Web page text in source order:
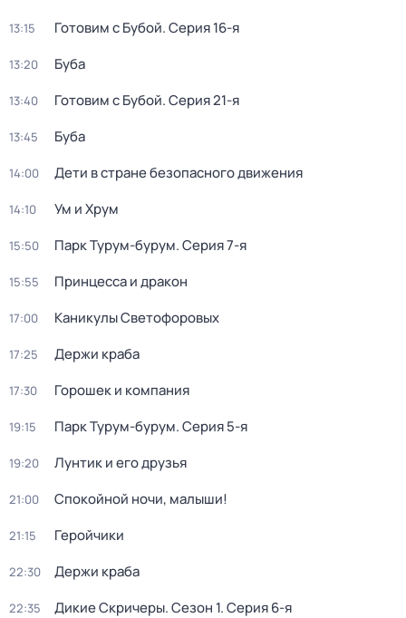
13:15 Готовим с Бубой. Серия 16-я
13:20 Буба
13:40 Готовим с Бубой. Серия 21-я
13:45 Буба
14:00 Дети в стране безопасного движения
14:10 Ум и Хрум
15:50 Парк Турум-бурум. Серия 7-я
15:55 Принцесса и дракон
17:00 Каникулы Светофоровых
17:25 Держи краба
17:30 Горошек и компания
19:15 Парк Турум-бурум. Серия 5-я
19:20 Лунтик и его друзья
21:00 Спокойной ночи, малыши!
21:15 Геройчики
22:30 Держи краба
22:35 Дикие Скричеры. Сезон 1. Серия 6-я